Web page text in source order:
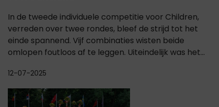
In de tweede individuele competitie voor Children,
verreden over twee rondes, bleef de strijd tot het
einde spannend. Vijf combinaties wisten beide
omlopen foutloos af te leggen. Uiteindelijk was het...
12-07-2025